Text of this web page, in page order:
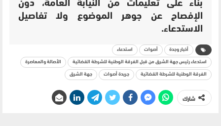
بناء على تعليمات من النيابة العامة، دون
الإفصاح عن جوهر الموضوع ولا تفاصيل
الاستدعاء.
أخبار وجدة أصوات استدعاء
استدعاء رئيس جهة الشرق من قبل الفرقة الوطنية للشرطة القضائية الأصالة والمعاصرة
الفرقة الوطنية للشرطة القضائية جريدة أصوات جهة الشرق
شارك